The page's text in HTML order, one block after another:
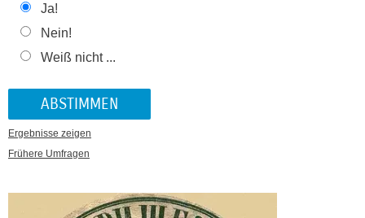
Ja!
Nein!
Weiß nicht ...
Ergebnisse zeigen
Frühere Umfragen